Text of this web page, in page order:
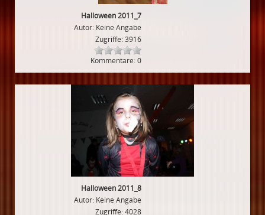
Halloween 2011_7
Autor: Keine Angabe
Zugriffe: 3916
Kommentare: 0
Halloween 2011_8
Autor: Keine Angabe
Zugriffe: 4028